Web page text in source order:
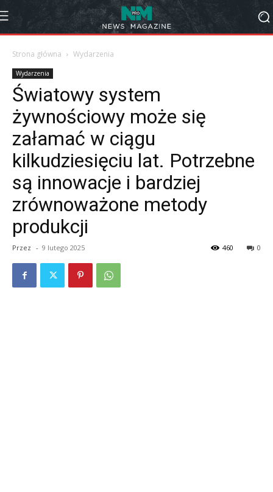
Strona główna Wydarzenia
Wydarzenia
Światowy system
żywnościowy może się
załamać w ciągu
kilkudziesięciu lat. Potrzebne
są innowacje i bardziej
zrównoważone metody
produkcji
Przez - 9 lutego 2025 0
460